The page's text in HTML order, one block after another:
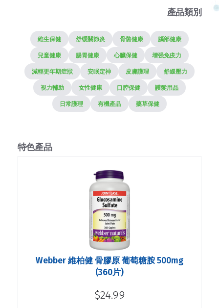
產品類別
維生保健 舒缓關節炎 骨骼健康 腦部健康
兒童健康 腸胃健康 心臟保健 增强免疫力
減輕更年期症狀 安眠定神 皮膚護理 舒緩壓力
視力輔助 女性健康 口腔保健 護髮用品
日常護理 有機產品 藥草保健
特色產品
Webber 維柏健 骨膠原 葡萄糖胺 500mg
(360片)
$24.99